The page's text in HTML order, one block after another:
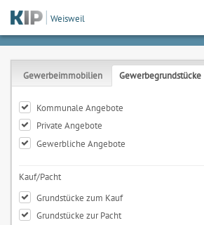
Weisweil
Gewerbeimmobilien Gewerbegrundstücke
Kommunale Angebote
Private Angebote
Gewerbliche Angebote
Kauf/Pacht
Grundstücke zum Kauf
Grundstücke zur Pacht